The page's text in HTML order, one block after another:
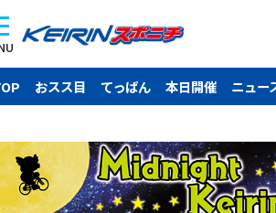
おスス目 てっぱん 本日開催 ニュー